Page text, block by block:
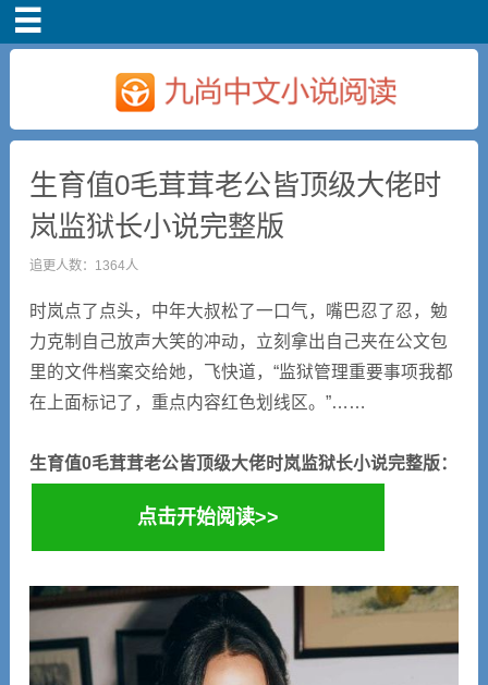
生育值0毛茸茸老公皆顶级大佬时
岚监狱长小说完整版
追更人数：1364人
时岚点了点头，中年大叔松了一口气，嘴巴忍了忍，勉
力克制自己放声大笑的冲动，立刻拿出自己夹在公文包
里的文件档案交给她，飞快道，“监狱管理重要事项我都
在上面标记了，重点内容红色划线区。”……
生育值0毛茸茸老公皆顶级大佬时岚监狱长小说完整版：
点击开始阅读>>